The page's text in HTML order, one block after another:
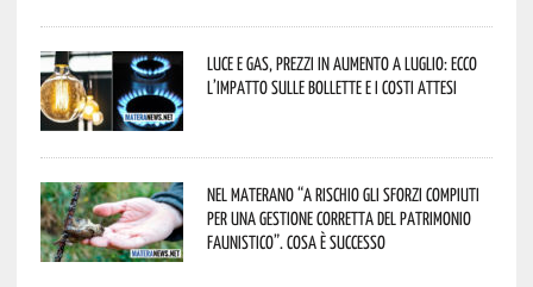
Luce e gas, prezzi in aumento a luglio: ecco
l’impatto sulle bollette e i costi attesi
Nel materano “a rischio gli sforzi compiuti
per una gestione corretta del patrimonio
faunistico”. Cosa è successo